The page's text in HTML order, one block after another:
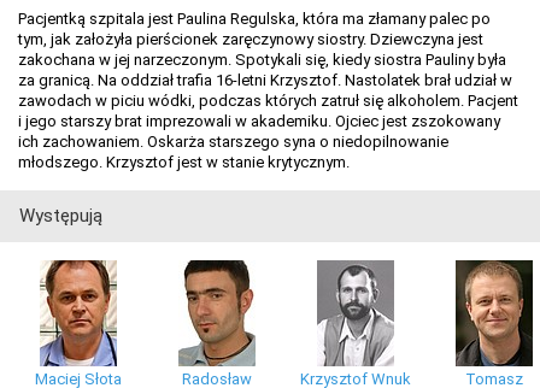
Pacjentką szpitala jest Paulina Regulska, która ma złamany palec po
tym, jak założyła pierścionek zaręczynowy siostry. Dziewczyna jest
zakochana w jej narzeczonym. Spotykali się, kiedy siostra Pauliny była
za granicą. Na oddział trafia 16-letni Krzysztof. Nastolatek brał udział w
zawodach w piciu wódki, podczas których zatruł się alkoholem. Pacjent
i jego starszy brat imprezowali w akademiku. Ojciec jest zszokowany
ich zachowaniem. Oskarża starszego syna o niedopilnowanie
młodszego. Krzysztof jest w stanie krytycznym.
Występują
Maciej Słota
Radosław
Krzysztof Wnuk
Tomasz